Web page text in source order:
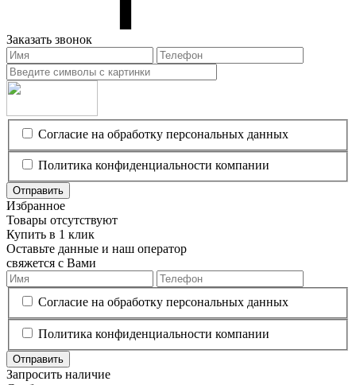
Заказать звонок
Согласие на обработку персональных данных
Политика конфиденциальности компании
Отправить
Избранное
Товары отсутствуют
Купить в 1 клик
Оставьте данные и наш оператор
свяжется с Вами
Согласие на обработку персональных данных
Политика конфиденциальности компании
Отправить
Запросить наличие